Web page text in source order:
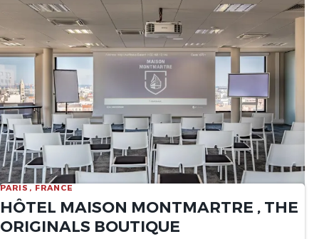
PARIS, FRANCE
HÔTEL MAISON MONTMARTRE , THE
ORIGINALS BOUTIQUE